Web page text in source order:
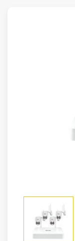
Electroménager
Sécurité
Mobilités